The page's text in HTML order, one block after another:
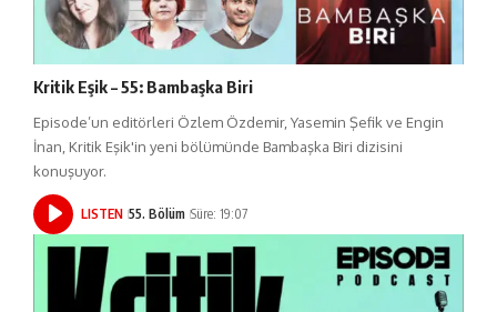
Kritik Eşik – 55: Bambaşka Biri
Episode’un editörleri Özlem Özdemir, Yasemin Şefik ve Engin
İnan, Kritik Eşik'in yeni bölümünde Bambaşka Biri dizisini
konuşuyor.
LISTEN 55. Bölüm Süre: 19:07